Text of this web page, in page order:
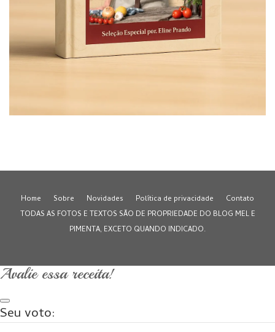
Home Sobre Novidades Política de privacidade
Contato
TODAS AS FOTOS E TEXTOS SÃO DE PROPRIEDADE DO BLOG MEL E
PIMENTA, EXCETO QUANDO INDICADO.
Avalie essa receita!
Seu voto: